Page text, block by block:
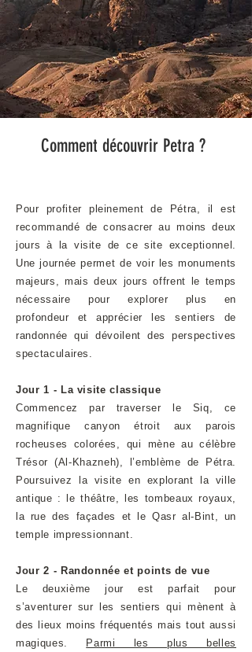
Comment découvrir Petra ?
Pour profiter pleinement de Pétra, il est
recommandé de consacrer au moins deux
jours à la visite de ce site exceptionnel.
Une journée permet de voir les monuments
majeurs, mais deux jours offrent le temps
nécessaire pour explorer plus en
profondeur et apprécier les sentiers de
randonnée qui dévoilent des perspectives
spectaculaires.
Jour 1 - La visite classique
Commencez par traverser le Siq, ce
magnifique canyon étroit aux parois
rocheuses colorées, qui mène au célèbre
Trésor (Al-Khazneh), l’emblème de Pétra.
Poursuivez la visite en explorant la ville
antique : le théâtre, les tombeaux royaux,
la rue des façades et le Qasr al-Bint, un
temple impressionnant.
Jour 2 - Randonnée et points de vue
Le deuxième jour est parfait pour
s’aventurer sur les sentiers qui mènent à
des lieux moins fréquentés mais tout aussi
magiques.
Parmi les plus belles